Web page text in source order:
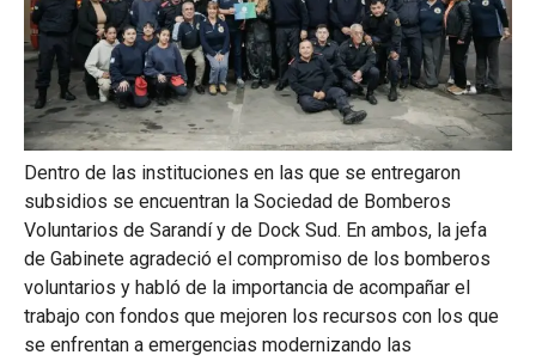
Dentro de las instituciones en las que se entregaron
subsidios se encuentran la Sociedad de Bomberos
Voluntarios de Sarandí y de Dock Sud. En ambos, la jefa
de Gabinete agradeció el compromiso de los bomberos
voluntarios y habló de la importancia de acompañar el
trabajo con fondos que mejoren los recursos con los que
se enfrentan a emergencias modernizando las